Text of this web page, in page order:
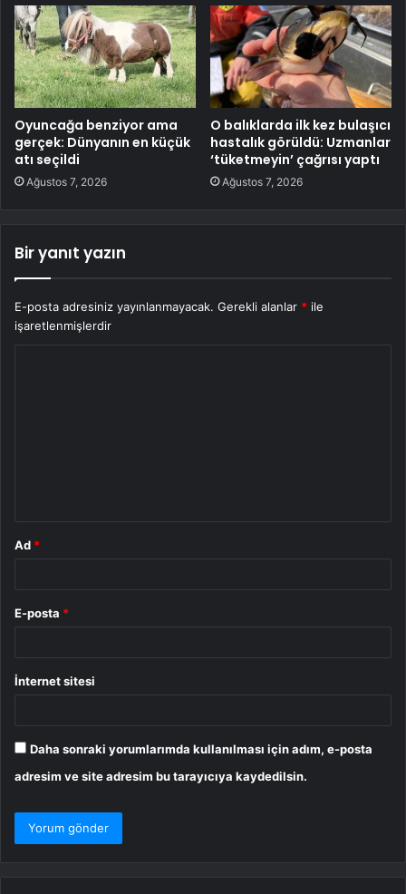
Oyuncağa benziyor ama
gerçek: Dünyanın en küçük
atı seçildi
Ağustos 7, 2026
O balıklarda ilk kez bulaşıcı
hastalık görüldü: Uzmanlar
‘tüketmeyin’ çağrısı yaptı
Ağustos 7, 2026
Bir yanıt yazın
E-posta adresiniz yayınlanmayacak. Gerekli alanlar * ile
işaretlenmişlerdir
Ad *
E-posta *
İnternet sitesi
Daha sonraki yorumlarımda kullanılması için adım, e-posta
adresim ve site adresim bu tarayıcıya kaydedilsin.